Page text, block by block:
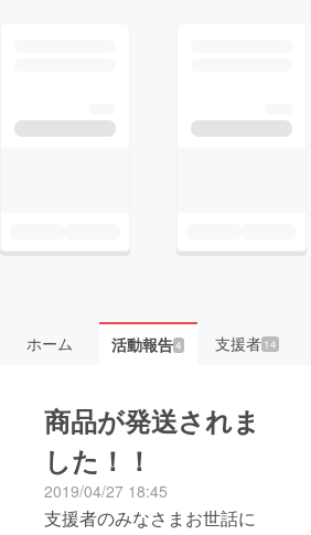
ホーム 活動報告4 支援者 14
商品が発送されま
した！！
2019/04/27 18:45
支援者のみなさまお世話に